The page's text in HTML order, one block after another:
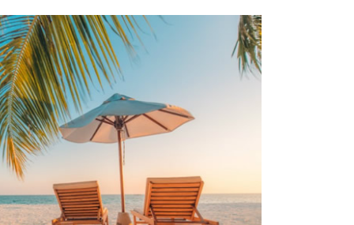
Top 3 tradicionalna grčka jela
koja morate probati
Pravilna nega kose za jaču
kosu
Da li je ljubomora u vezi dokaz
ljubavi?